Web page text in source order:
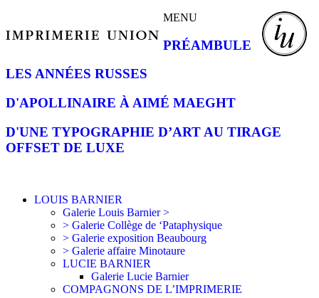
MENU
PRÉAMBULE
LES ANNÉES RUSSES
D'APOLLINAIRE À AIMÉ MAEGHT
D'UNE TYPOGRAPHIE D’ART AU TIRAGE
OFFSET DE LUXE
LOUIS BARNIER
Galerie Louis Barnier >
> Galerie Collège de ‘Pataphysique
> Galerie exposition Beaubourg
> Galerie affaire Minotaure
LUCIE BARNIER
Galerie Lucie Barnier
COMPAGNONS DE L’IMPRIMERIE